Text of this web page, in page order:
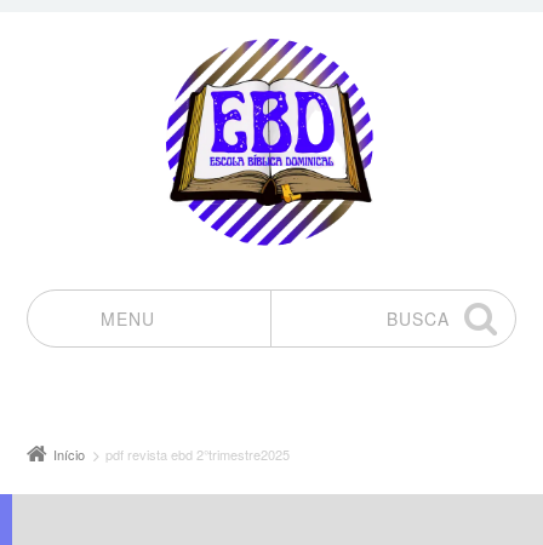
MENU
BUSCA
Início pdf revista ebd 2°trimestre2025